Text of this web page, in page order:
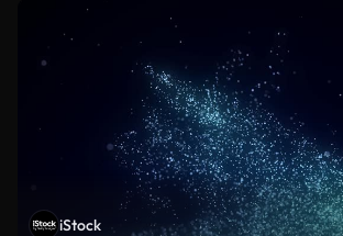
iStock